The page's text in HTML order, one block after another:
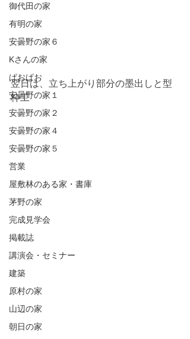
御代田の家
有明の家
安曇野の家６
Kさんの家
ぱおぱお
安曇野の家１
安曇野の家２
安曇野の家４
安曇野の家５
営業
屋敷林のある家・書庫
茅野の家
完成見学会
掲載誌
講演会・セミナー
建築
原村の家
山辺の家
朝日の家
翌日は、立ち上がり部分の墨出しと型
枠工